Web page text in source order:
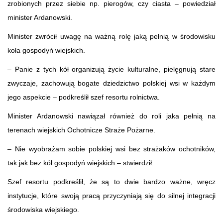
zrobionych przez siebie np. pierogów, czy ciasta – powiedział
minister Ardanowski.
Minister zwrócił uwagę na ważną rolę jaką pełnią w środowisku
koła gospodyń wiejskich.
– Panie z tych kół organizują życie kulturalne, pielęgnują stare
zwyczaje, zachowują bogate dziedzictwo polskiej wsi w każdym
jego aspekcie – podkreślił szef resortu rolnictwa.
Minister Ardanowski nawiązał również do roli jaka pełnią na
terenach wiejskich Ochotnicze Straże Pożarne.
– Nie wyobrażam sobie polskiej wsi bez strażaków ochotników,
tak jak bez kół gospodyń wiejskich – stwierdził.
Szef resortu podkreślił, że są to dwie bardzo ważne, wręcz
instytucje, które swoją pracą przyczyniają się do silnej integracji
środowiska wiejskiego.